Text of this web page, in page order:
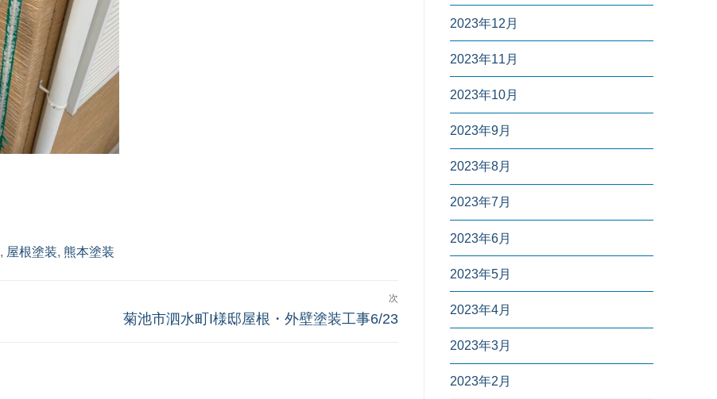
, 屋根塗装, 熊本塗装
次
次
菊池市泗水町I様邸屋根・外壁塗装工事6/23
2023年12月
2023年11月
2023年10月
2023年9月
2023年8月
2023年7月
2023年6月
2023年5月
2023年4月
2023年3月
2023年2月